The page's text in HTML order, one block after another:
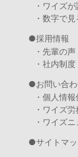
・ワイズ
・数字で
採用情報
・先輩の声
・社内制度
お問い合
・個人情
・ワイズ
・ワイズ
サイトマ